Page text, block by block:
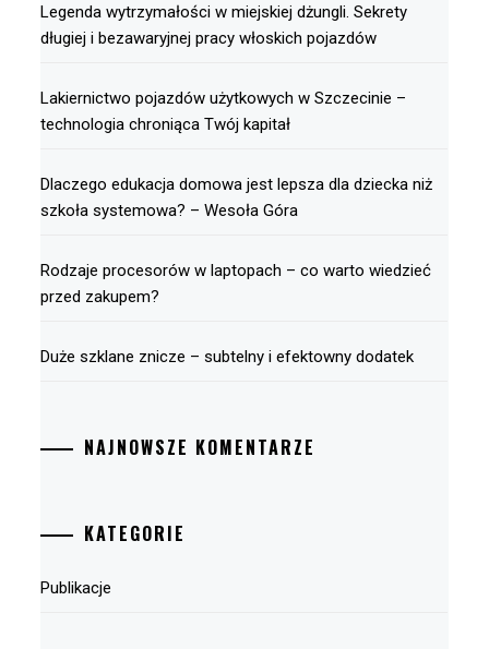
Legenda wytrzymałości w miejskiej dżungli. Sekrety
długiej i bezawaryjnej pracy włoskich pojazdów
Lakiernictwo pojazdów użytkowych w Szczecinie –
technologia chroniąca Twój kapitał
Dlaczego edukacja domowa jest lepsza dla dziecka niż
szkoła systemowa? – Wesoła Góra
Rodzaje procesorów w laptopach – co warto wiedzieć
przed zakupem?
Duże szklane znicze – subtelny i efektowny dodatek
NAJNOWSZE KOMENTARZE
KATEGORIE
Publikacje